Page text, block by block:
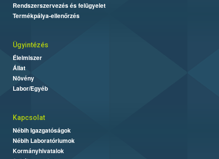
Rendszerszervezés és felügyelet
Termékpálya-ellenőrzés
Ügyintézés
Élelmiszer
Állat
Növény
Labor/Egyéb
Kapcsolat
Nébih Igazgatóságok
Nébih Laboratóriumok
Kormányhivatalok